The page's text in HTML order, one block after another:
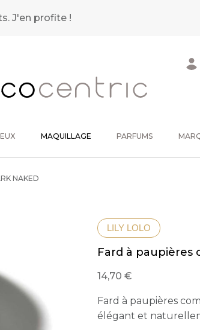
J'en profite !
MAQUILLAGE PARFUMS
NAKED
LILY LOLO
Fard à paupières
14,70
Fard à paupières
élégant et